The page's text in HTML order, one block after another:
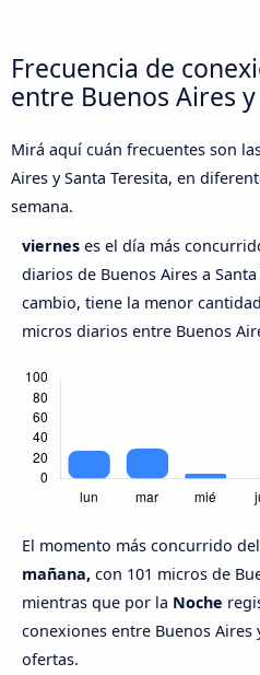
Frecuencia de
entre Buenos Aires
Mirá aquí cuán frecuentes son
Aires y Santa Teresita, en
semana.
viernes es el día más
diarios de Buenos Aires a Santa
cambio, tiene la menor
micros diarios entre Buenos
El momento más concurrido
mañana, con 101 micros de
mientras que por la Noche
conexiones entre Buenos Aires
ofertas.